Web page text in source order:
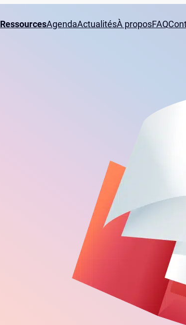
RessourcesAgendaActualitésÀ proposFAQ